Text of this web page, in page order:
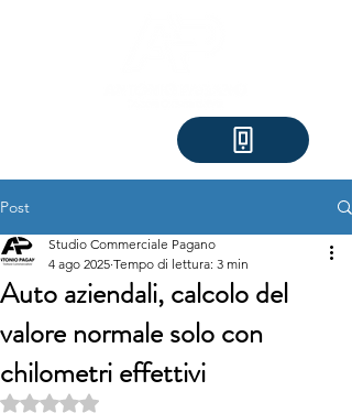
Post
Auto aziendali, calcolo del
valore normale solo con
chilometri effettivi
Studio Commerciale Pagano
4 ago 2025 Tempo di lettura: 3 min
Valutazione NaN stelle su 5.